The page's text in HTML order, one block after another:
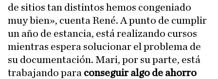
de sitios tan distintos hemos congeniado
muy bien», cuenta René. A punto de cumplir
un año de estancia, está realizando cursos
mientras espera solucionar el problema de
su documentación. Mari, por su parte, está
trabajando para conseguir algo de ahorro